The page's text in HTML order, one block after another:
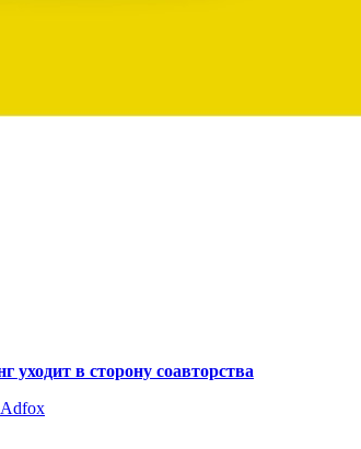
в сторону соавторства
Adfox